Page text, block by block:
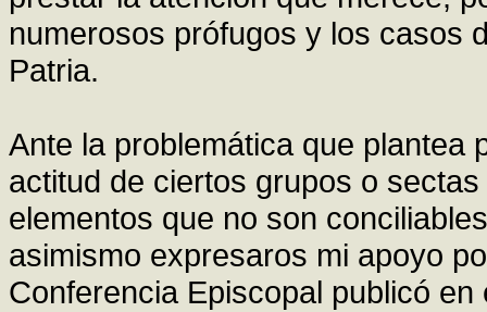
numerosos prófugos y los casos
Patria.
Ante la problemática que plantea
actitud de ciertos grupos o
elementos que no son
asimismo expresaros mi apoyo
Conferencia Episcopal publicó